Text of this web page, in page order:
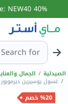
40% off 1st online pharmacy purchase! Code: NEW40
Search for
الصيدلية / الجمال
/ غسول يوسيرين ديرموبور
%20 خصم